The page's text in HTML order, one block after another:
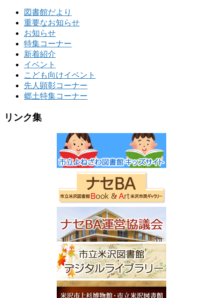
図書館だより
重要なお知らせ
お知らせ
特集コーナー
新着紹介
イベント
こども向けイベント
先人顕彰コーナー
郷土特集コーナー
リンク集